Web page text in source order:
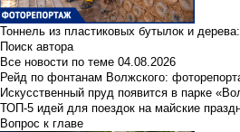
Тоннель из пластиковых бутылок и
Поиск автора
Все новости по теме 04.08.2026
Рейд по фонтанам Волжского:
Искусственный пруд появится в парке
ТОП-5 идей для поездок на майские
Вопрос к главе